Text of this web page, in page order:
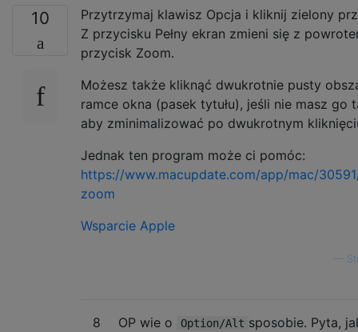
10
Przytrzymaj klawisz Opcja i kliknij zielony
Z przycisku Pełny ekran zmieni się z
przycisk Zoom.
Możesz także kliknąć dwukrotnie pusty
ramce okna (pasek tytułu), jeśli nie masz go
aby zminimalizować po dwukrotnym
Jednak ten program może ci pomóc:
https://www.macupdate.com/app/mac/
zoom
Wsparcie Apple
8 OP wie o Option/Alt sposobie. Pyta,